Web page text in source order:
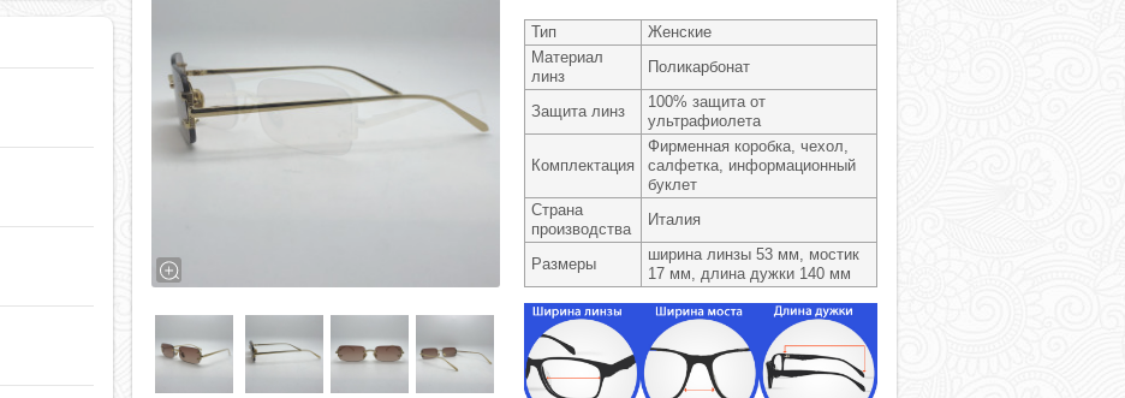
Тип
Женские
Материал
линз
Поликарбонат
Защита линз
100% защита от
ультрафиолета
Комплектация
Фирменная коробка, чехол,
салфетка, информационный
буклет
Страна
производства
Италия
Размеры
ширина линзы 53 мм, мостик
17 мм, длина дужки 140 мм